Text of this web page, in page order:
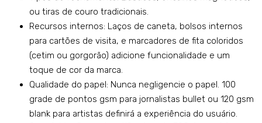
ou tiras de couro tradicionais.
Recursos internos: Laços de caneta, bolsos internos
para cartões de visita, e marcadores de fita coloridos
(cetim ou gorgorão) adicione funcionalidade e um
toque de cor da marca.
Qualidade do papel: Nunca negligencie o papel. 100
grade de pontos gsm para jornalistas bullet ou 120 gsm
blank para artistas definirá a experiência do usuário.